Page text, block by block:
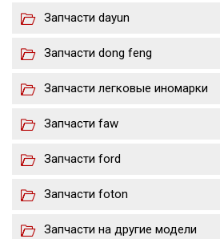
Запчасти dayun
Запчасти dong feng
Запчасти легковые иномарки
Запчасти faw
Запчасти ford
Запчасти foton
Запчасти на другие модели